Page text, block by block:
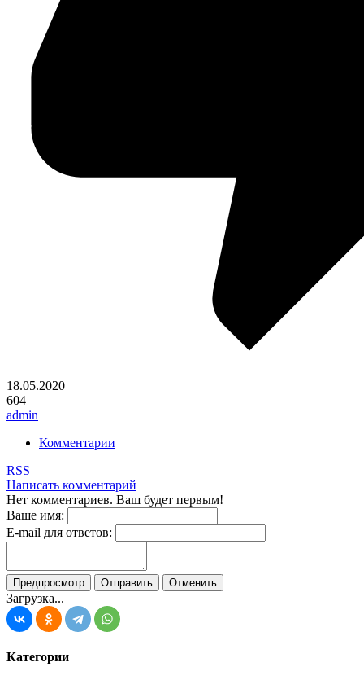
18.05.2020
604
admin
Комментарии
RSS
Написать комментарий
Нет комментариев. Ваш будет первым!
Ваше имя:
E-mail для ответов:
Загрузка...
Категории